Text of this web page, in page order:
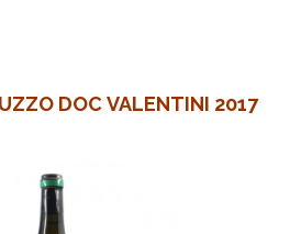
DOC VALENTINI 2017